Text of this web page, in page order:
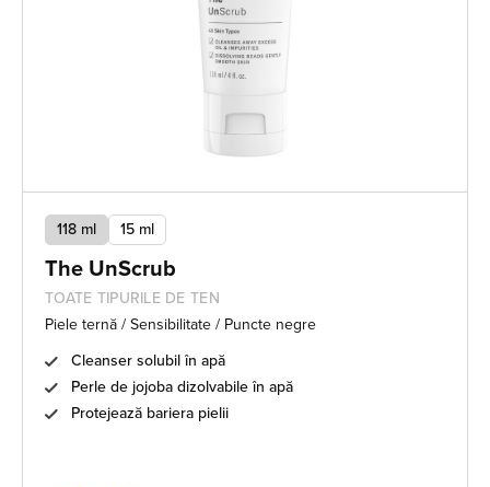
118 ml 15 ml
The UnScrub
TOATE TIPURILE DE TEN
Piele ternă / Sensibilitate / Puncte negre
Cleanser solubil în apă
Perle de jojoba dizolvabile în apă
Protejează bariera pielii